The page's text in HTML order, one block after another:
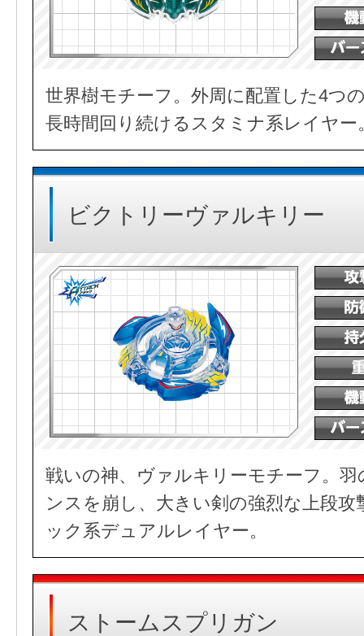
世界樹モチーフ。外周に配置した4つ
長時間回り続けるスタミナ系レイヤー
ビクトリーヴァルキリー
戦いの神、ヴァルキリーモチーフ。
ンスを崩し、大きい剣の強烈な上段
ック系デュアルレイヤー。
ストームスプリガン